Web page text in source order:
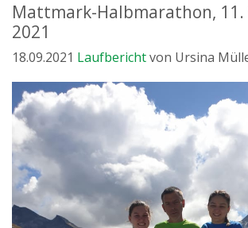
Mattmark-Halbmarathon,
2021
18.09.2021 Laufberichtvon Ursina